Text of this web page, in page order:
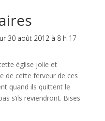
30 août 2012 à 8 h 17
église jolie et
de cette ferveur de ces
quand ils quittent le
s’ils reviendront. Bises